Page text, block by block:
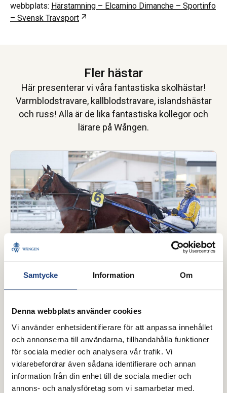
Samtycke Information Om
Denna webbplats använder cookies
Vi använder enhetsidentifierare för att anpassa innehållet
och annonserna till användarna, tillhandahålla funktioner
för sociala medier och analysera vår trafik. Vi
vidarebefordrar även sådana identifierare och annan
information från din enhet till de sociala medier och
annons- och analysföretag som vi samarbetar med.
webbplats: Härstamning – Elcamino Dimanche – Sportinfo
– Svensk Travsport
Fler hästar
Här presenterar vi våra fantastiska skolhästar!
Varmblodstravare, kallblodstravare, islandshästar
och russ! Alla är de lika fantastiska kollegor och
lärare på Wången.